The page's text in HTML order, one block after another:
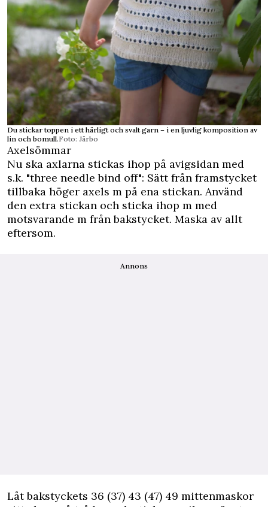
Du stickar toppen i ett härligt och svalt garn – i en ljuvlig komposition av
lin och bomull.Foto: Järbo
Axelsömmar
Nu ska axlarna stickas ihop på avigsidan med
s.k. "three needle bind off": Sätt från framstycket
tillbaka höger axels m på ena stickan. Använd
den extra stickan och sticka ihop m med
motsvarande m från bakstycket. Maska av allt
eftersom.
Annons
Låt bakstyckets 36 (37) 43 (47) 49 mittenmaskor